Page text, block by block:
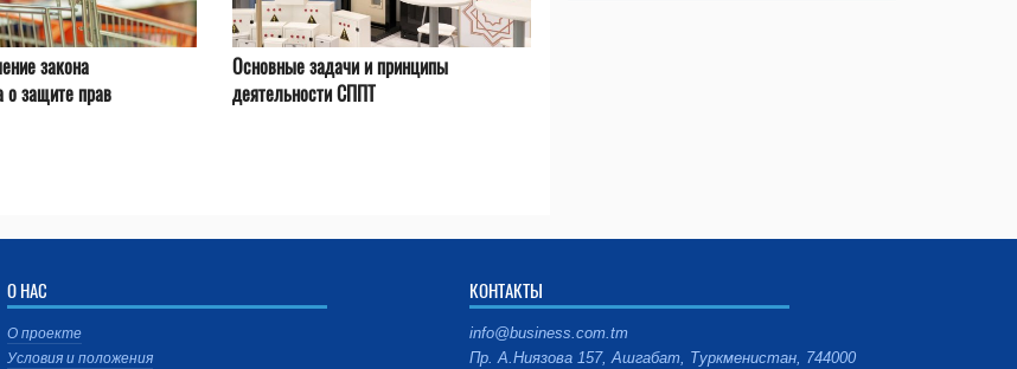
закона
о защите прав
Основные задачи и принципы
деятельности СППТ
О НАС
О проекте
Условия и положения
КОНТАКТЫ
info@business.com.tm
Пр. А.Ниязова 157, Ашгабат, Туркменистан, 744000